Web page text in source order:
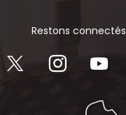
Restons connectés